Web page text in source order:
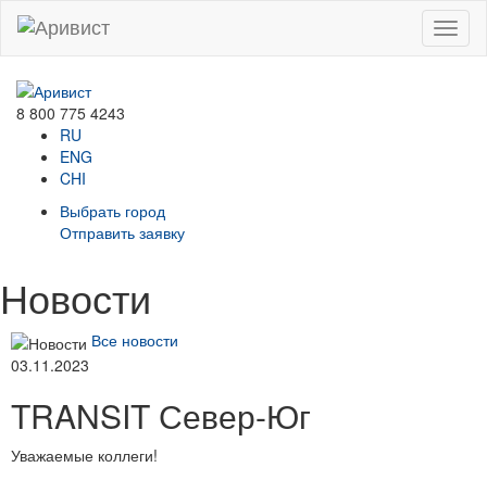
Menu
8 800 775 4243
RU
ENG
CHI
Выбрать город
Отправить заявку
Новости
Все новости
03.11.2023
TRANSIT Север-Юг
Уважаемые коллеги!